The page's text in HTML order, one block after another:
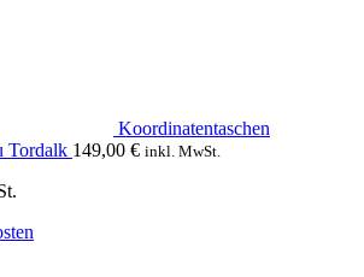
Koordinatentaschen
Tordalk 149,00 € inkl. MwSt.